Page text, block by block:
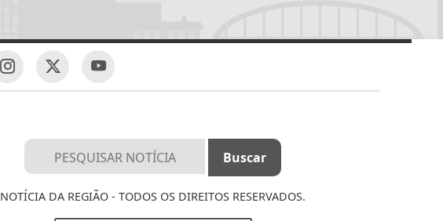
NOTÍCIA DA REGIÃO - TODOS OS DIREITOS RESERVADOS.